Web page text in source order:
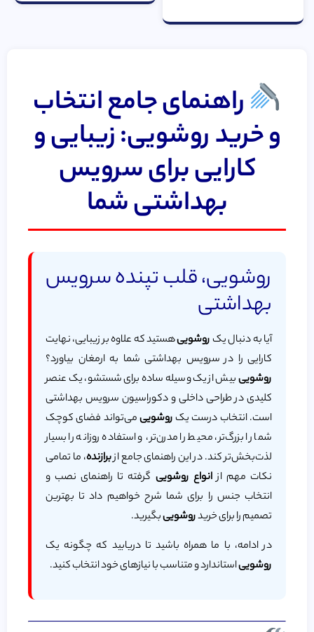
راهنمای جامع انتخاب
و خرید روشویی: زیبایی و
کارایی برای سرویس
بهداشتی شما
روشویی، قلب تپنده سرویس
بهداشتی
آیا به دنبال یکروشوییهستید که علاوه بر زیبایی، نهایت
کارایی را در سرویس بهداشتی شما به ارمغان بیاورد؟
روشوییبیش از یک وسیله ساده برای شستشو، یک عنصر
کلیدی در طراحی داخلی و دکوراسیون سرویس بهداشتی
است. انتخاب درست یکروشوییمی‌تواند فضای کوچک
شما را بزرگ‌تر، محیط را مدرن‌تر، و استفاده روزانه را بسیار
لذت‌بخش‌تر کند. در این راهنمای جامع ازبرازنده، ما تمامی
نکات مهم ازانواع روشویی گرفته تا راهنمای نصب و
انتخاب جنس را برای شما شرح خواهیم داد تا بهترین
تصمیم را برای خریدروشوییبگیرید.
در ادامه، با ما همراه باشید تا دریابید که چگونه یک
روشوییاستاندارد و متناسب با نیازهای خود انتخاب کنید.